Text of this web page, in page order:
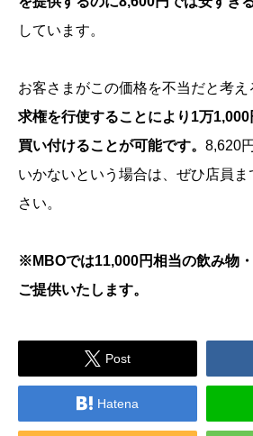
しています。
お客さまがこの価格を不当だと考え
求権を行使することにより1万
買い付けることが可能です。 8,620
いかないという場合は、ぜひ店員
さい。
※MBOでは11,000円相当の飲み物
ご提供いたします。
 Post
 Hatena